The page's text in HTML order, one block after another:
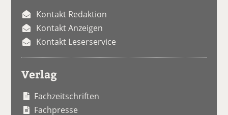
Kontakt Redaktion
Kontakt Anzeigen
Kontakt Leserservice
Verlag
Fachzeitschriften
Fachpresse